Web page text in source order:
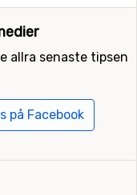
allra senaste tipsen
på Facebook